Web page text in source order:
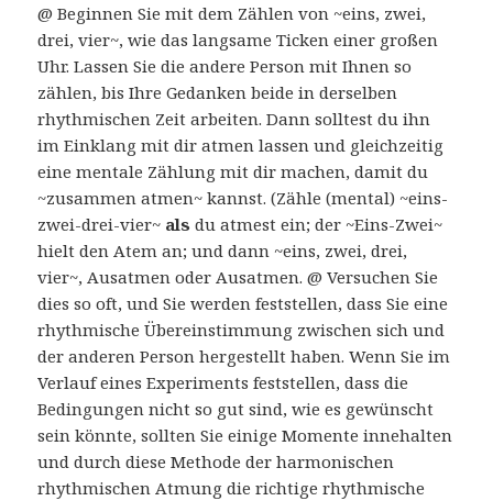
@ Beginnen Sie mit dem Zählen von ~eins, zwei,
drei, vier~, wie das langsame Ticken einer großen
Uhr. Lassen Sie die andere Person mit Ihnen so
zählen, bis Ihre Gedanken beide in derselben
rhythmischen Zeit arbeiten. Dann solltest du ihn
im Einklang mit dir atmen lassen und gleichzeitig
eine mentale Zählung mit dir machen, damit du
~zusammen atmen~ kannst. (Zähle (mental) ~eins-
zwei-drei-vier~ als du atmest ein; der ~Eins-Zwei~
hielt den Atem an; und dann ~eins, zwei, drei,
vier~, Ausatmen oder Ausatmen. @ Versuchen Sie
dies so oft, und Sie werden feststellen, dass Sie eine
rhythmische Übereinstimmung zwischen sich und
der anderen Person hergestellt haben. Wenn Sie im
Verlauf eines Experiments feststellen, dass die
Bedingungen nicht so gut sind, wie es gewünscht
sein könnte, sollten Sie einige Momente innehalten
und durch diese Methode der harmonischen
rhythmischen Atmung die richtige rhythmische